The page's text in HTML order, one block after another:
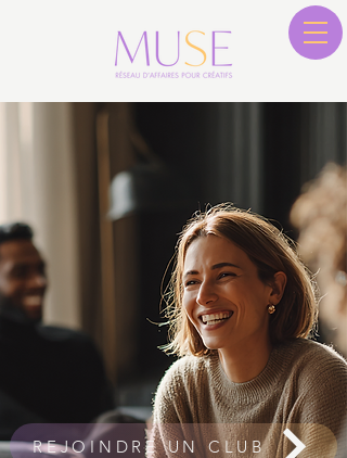
REJOINDRE UN CLUB